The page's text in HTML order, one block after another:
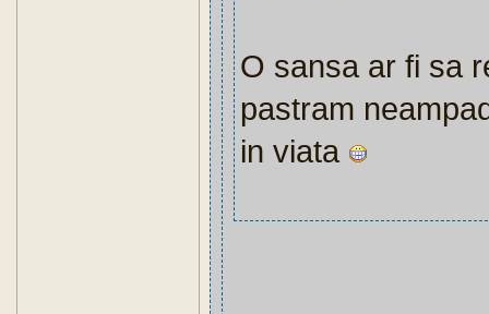
O sansa ar fi sa
pastram
in viata